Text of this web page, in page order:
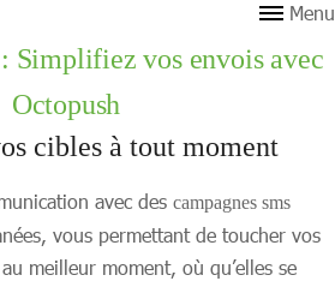
Menu
Simplifiez vos envois avec
Octopush
cibles à tout moment
avec des campagnes sms
vous permettant de toucher vos
meilleur moment, où qu’elles se